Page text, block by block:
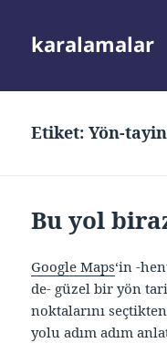
karalamalar
Etiket:Yön-
Bu yol
Google Maps‘in -
de- güzel bir yön
noktalarını
yolu adım adım